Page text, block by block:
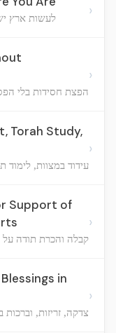
לעשות ארץ ›
הפצת חסידות בלי
›
Torah Study,
עידוד במצוות,
›
Support of
קבלה והכרת תודה על
›
in
צדקה, זריזות, וברכות
›